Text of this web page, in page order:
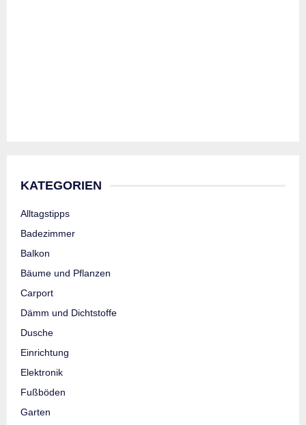
KATEGORIEN
Alltagstipps
Badezimmer
Balkon
Bäume und Pflanzen
Carport
Dämm und Dichtstoffe
Dusche
Einrichtung
Elektronik
Fußböden
Garten